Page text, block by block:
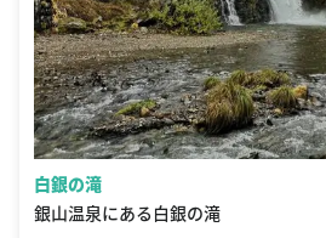
白銀の滝
銀山温泉にある白銀の滝